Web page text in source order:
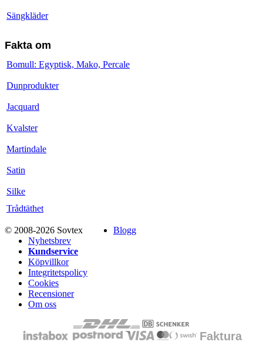
Sängkläder
Fakta om
Bomull: Egyptisk, Mako, Percale
Dunprodukter
Jacquard
Kvalster
Martindale
Satin
Silke
Trådtäthet
© 2008-2026 Sovtex
Blogg
Nyhetsbrev
Kundservice
Köpvillkor
Integritetspolicy
Cookies
Recensioner
Om oss